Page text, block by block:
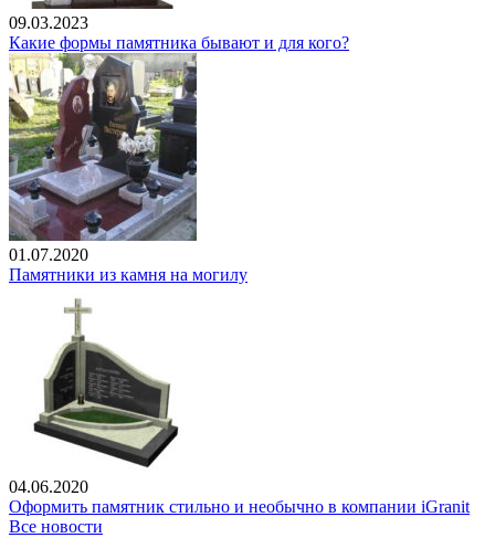
09.03.2023
Какие формы памятника бывают и для кого?
01.07.2020
Памятники из камня на могилу
04.06.2020
Оформить памятник стильно и необычно в компании iGranit
Все новости